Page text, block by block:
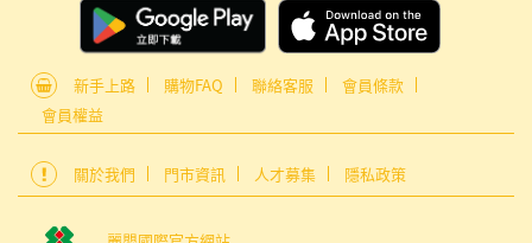
新手上路 購物FAQ 聯絡客服
會員條款
會員權益
關於我們 門市資訊 人才募集 隱私政策